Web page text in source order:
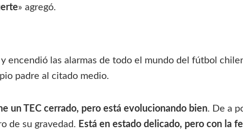
» agregó.
encendió las alarmas de todo el mundo del fútbol
padre al citado medio.
un TEC cerrado, pero está evolucionando bien. De a
de su gravedad. Está en estado delicado, pero con la